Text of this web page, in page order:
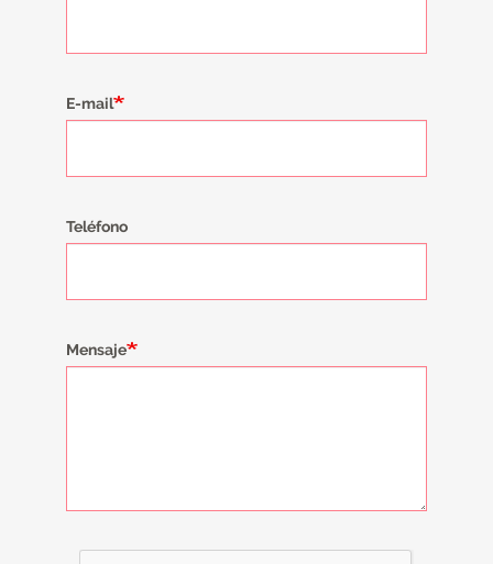
E-mail
Teléfono
Mensaje